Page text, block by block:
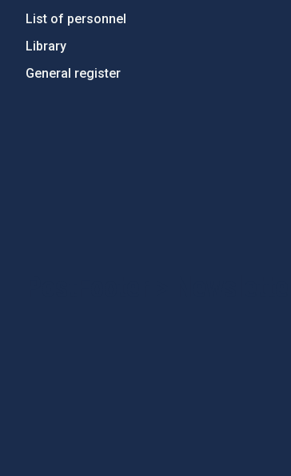
List of personnel
Library
General register